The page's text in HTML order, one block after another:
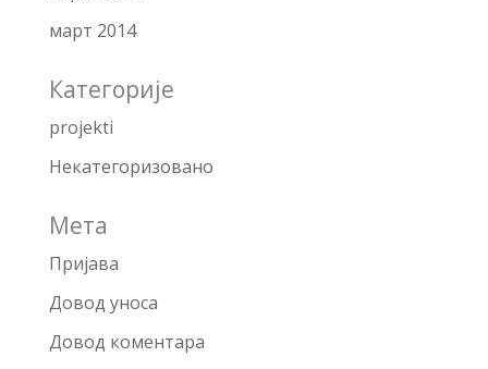
март 2014
Категорије
projekti
Некатегоризовано
Мета
Пријава
Довод уноса
Довод коментара